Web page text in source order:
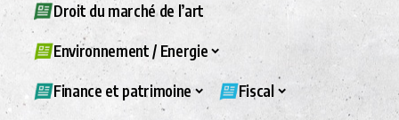
Droit du marché de l’art
Environnement / Energie
Finance et patrimoine Fiscal